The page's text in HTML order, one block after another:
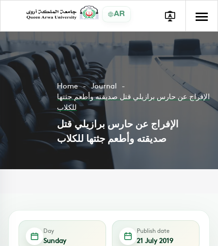
AR
Home
Journal
الإفراج عن حارس برازيلي قتل صديقته وأطعم جثتها
للكلاب
الإفراج عن حارس برازيلي قتل
صديقته وأطعم جثتها للكلاب
Day
Sunday
Publish date
21 July 2019